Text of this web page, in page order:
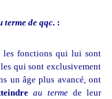
terme de qqc. :
les fonctions qui lui sont
qui sont exclusivement
un âge plus avancé, ont
au terme de leur